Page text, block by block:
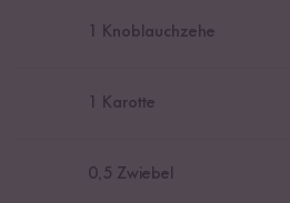
1 Knoblauchzehe
1 Karotte
0,5 Zwiebel